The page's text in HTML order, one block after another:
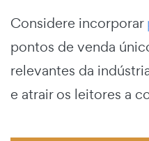
Considere incorporar
pontos de venda
relevantes da
e atrair os leitores a